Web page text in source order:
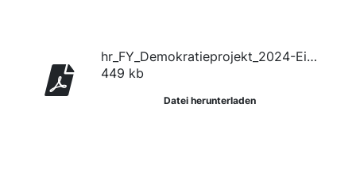
hr_FY_Demokratieprojekt_2024-Einsendun_20240416-152906_1
449 kb
Datei herunterladen